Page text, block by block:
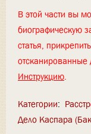
В этой части вы
биографическую
статья,
отсканированные
Инструкцию.
Категории:
Дело Каспара